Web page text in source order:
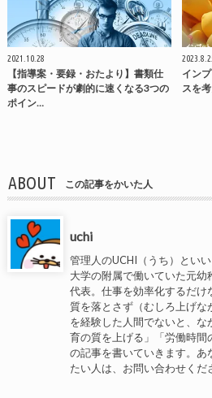
2021.10.28
【指導案・要録・おたより】書類仕
事のスピードが劇的に速くなる3つの
ポイン…
イン
スを
ABOUT この記事をかいた人
uchi
管理人のUCHI（うち）とい
大学の附属で働いていた元
代表。仕事を効率化するだ
質を落とさず（むしろ上げ
を経験した人間でないと、
育の質を上げる」「労働時
の記事を書いていきます。あ
たい人は、お問い合わせくだ